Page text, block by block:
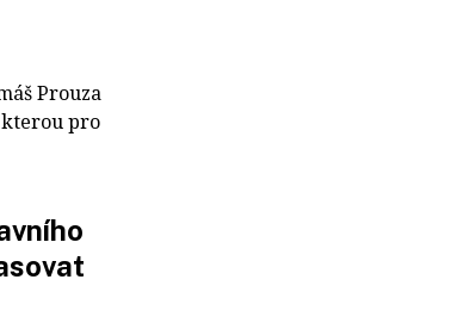
Prouza
kterou pro